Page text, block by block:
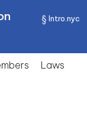
Intro.nyc
Laws